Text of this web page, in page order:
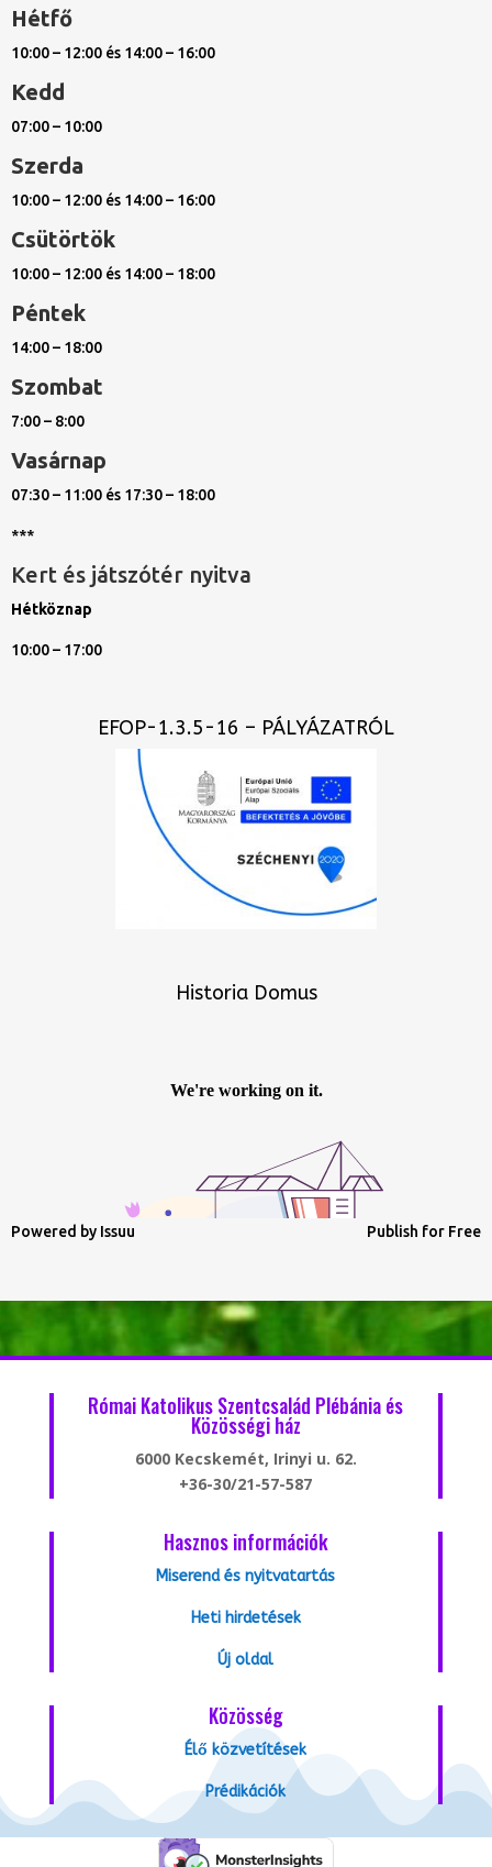
Hétfő
10:00 – 12:00 és 14:00 – 16:00
Kedd
07:00 – 10:00
Szerda
10:00 – 12:00 és 14:00 – 16:00
Csütörtök
10:00 – 12:00 és 14:00 – 18:00
Péntek
14:00 – 18:00
Szombat
7:00 – 8:00
Vasárnap
07:30 – 11:00 és 17:30 – 18:00
***
Kert és játszótér nyitva
Hétköznap
10:00 – 17:00
EFOP-1.3.5-16 – PÁLYÁZATRÓL
Historia Domus
Powered by Issuu Publish for Free
Római Katolikus Szentcsalád Plébánia és
Közösségi ház
6000 Kecskemét, Irinyi u. 62.
+36-30/21-57-587
Hasznos információk
Miserend és nyitvatartás
Heti hirdetések
Új oldal
Közösség
Élő közvetítések
Prédikációk